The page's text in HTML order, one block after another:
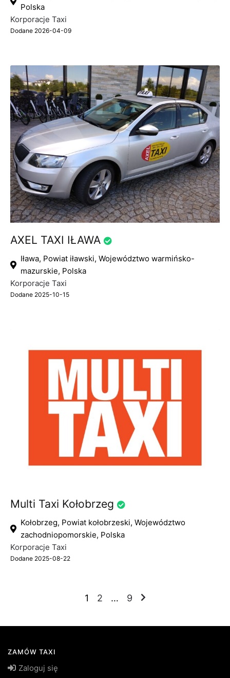
Polska
Korporacje Taxi
Dodane 2026-04-09
AXEL TAXI IŁAWA
Iława, Powiat iławski, Województwo warmińsko-
mazurskie, Polska
Korporacje Taxi
Dodane 2025-10-15
Multi Taxi Kołobrzeg
Kołobrzeg, Powiat kołobrzeski, Województwo
zachodniopomorskie, Polska
Korporacje Taxi
Dodane 2025-08-22
Stronicowanie
1 2 … 9
ZAMÓW TAXI
Zaloguj się